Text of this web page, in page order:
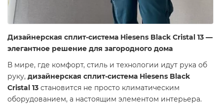
Дизайнерская сплит-система Hiesens Black Cristal 13 —
элегантное решение для загородного дома
В мире, где комфорт, стиль и технологии идут рука об
руку, дизайнерская сплит-система Hiesens Black
Cristal 13 становится не просто климатическим
оборудованием, а настоящим элементом интерьера.